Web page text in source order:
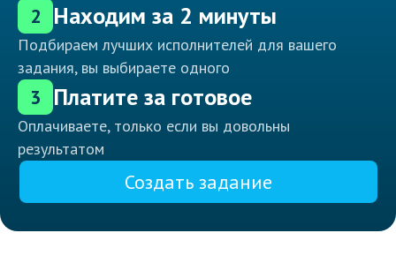
2 Находим за 2 минуты
Подбираем лучших исполнителей для вашего
задания, вы выбираете одного
3 Платите за готовое
Оплачиваете, только если вы довольны
результатом
Создать задание